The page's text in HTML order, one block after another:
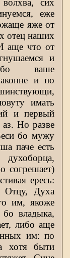
сих
еже
яже от
отец наших
аще что от
и
бо ваше
и по
имать
и первый
Но разве
бо мужу
паче есть
согрешает)
ересь:
Духа
им, якоже
бо владыка,
либо аще
им: по
хотя быти